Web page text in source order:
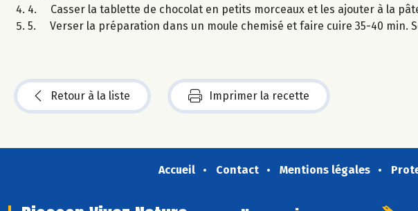
4. Casser la tablette de chocolat en petits morceaux et les ajouter à la
5. Verser la préparation dans un moule chemisé et faire cuire 35-40 min.
Retour à la liste Imprimer la recette
Accueil Contact Mentions légales